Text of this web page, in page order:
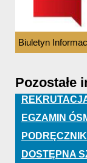
Biuletyn
Pozostałe
EGZAMIN
PODRĘCZNIKI
DOSTĘPNA